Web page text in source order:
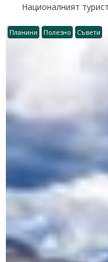
Националният
Планини Полезно Съвети